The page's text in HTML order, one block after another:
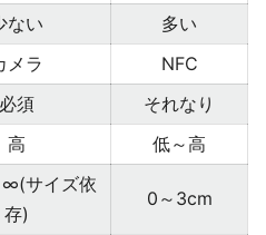
ない
多い
メラ
NFC
必須
それなり
高 低～高
サイズ依
存)
0～3cm